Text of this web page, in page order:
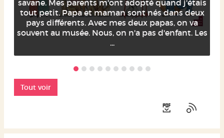
savane. Mes parents m'ont adopté quand j'étais
tout petit. Papa et maman sont nés dans deux
pays différents. Avec mes deux papas, on va
souvent au musée. Nous, on n'a pas d'enfant. Les
...
Tout voir